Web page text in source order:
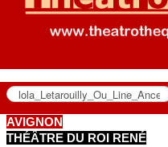
LES TEXTES
LES ANNONCES
LE CLUB
AVIGNON
THÉÂTRE DU ROI RENÉ